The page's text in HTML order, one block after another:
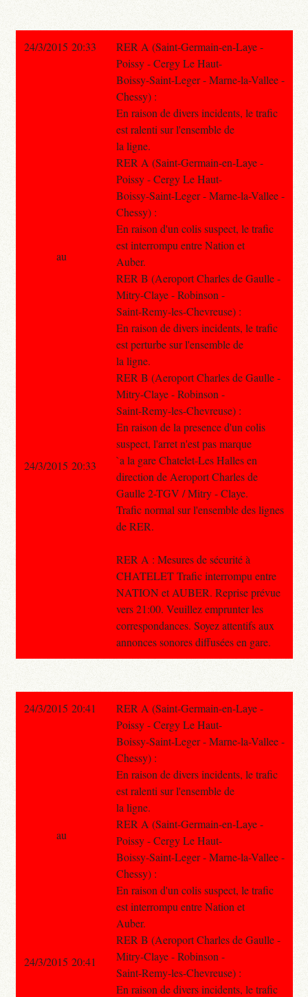
24/3/2015 20:33
RER A (Saint-Germain-en-Laye -
Poissy - Cergy Le Haut-
Boissy-Saint-Leger - Marne-la-Vallee -
Chessy) :
En raison de divers incidents, le trafic
est ralenti sur l'ensemble de
la ligne.
RER A (Saint-Germain-en-Laye -
Poissy - Cergy Le Haut-
Boissy-Saint-Leger - Marne-la-Vallee -
Chessy) :
En raison d'un colis suspect, le trafic
est interrompu entre Nation et
Auber.
RER B (Aeroport Charles de Gaulle -
Mitry-Claye - Robinson -
Saint-Remy-les-Chevreuse) :
En raison de divers incidents, le trafic
est perturbe sur l'ensemble de
la ligne.
RER B (Aeroport Charles de Gaulle -
Mitry-Claye - Robinson -
Saint-Remy-les-Chevreuse) :
En raison de la presence d'un colis
suspect, l'arret n'est pas marque
`a la gare Chatelet-Les Halles en
direction de Aeroport Charles de
Gaulle 2-TGV / Mitry - Claye.
Trafic normal sur l'ensemble des lignes
de RER.
RER A : Mesures de sécurité à
CHATELET Trafic interrompu entre
NATION et AUBER. Reprise prévue
vers 21:00. Veuillez emprunter les
correspondances. Soyez attentifs aux
annonces sonores diffusées en gare.
au
24/3/2015 20:33
24/3/2015 20:41
RER A (Saint-Germain-en-Laye -
Poissy - Cergy Le Haut-
Boissy-Saint-Leger - Marne-la-Vallee -
Chessy) :
En raison de divers incidents, le trafic
est ralenti sur l'ensemble de
la ligne.
RER A (Saint-Germain-en-Laye -
Poissy - Cergy Le Haut-
Boissy-Saint-Leger - Marne-la-Vallee -
Chessy) :
En raison d'un colis suspect, le trafic
est interrompu entre Nation et
Auber.
RER B (Aeroport Charles de Gaulle -
Mitry-Claye - Robinson -
Saint-Remy-les-Chevreuse) :
En raison de divers incidents, le trafic
au
24/3/2015 20:41